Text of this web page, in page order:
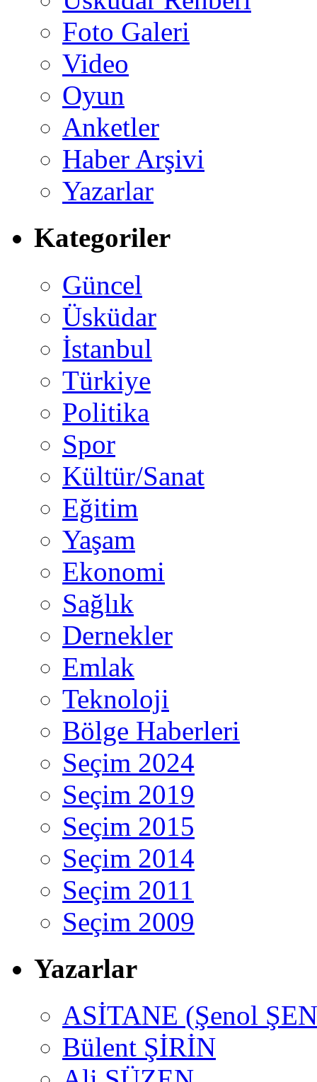
Foto Galeri
Video
Oyun
Anketler
Haber Arşivi
Yazarlar
Kategoriler
Güncel
Üsküdar
İstanbul
Türkiye
Politika
Spor
Kültür/Sanat
Eğitim
Yaşam
Ekonomi
Sağlık
Dernekler
Emlak
Teknoloji
Bölge Haberleri
Seçim 2024
Seçim 2019
Seçim 2015
Seçim 2014
Seçim 2011
Seçim 2009
Yazarlar
ASİTANE (Şenol
Bülent ŞİRİN